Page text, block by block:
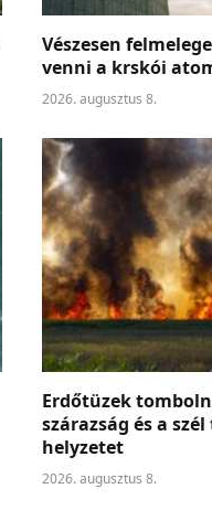
Vészesen
venni a krskói
2026. augusztus 8.
Erdőtüzek
szárazság és a
helyzetet
2026. augusztus 8.